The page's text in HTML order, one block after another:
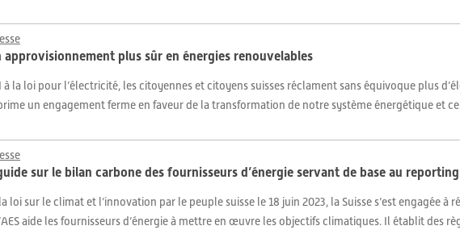
approvisionnement plus sûr en énergies renouvelables
à la loi pour l’électricité, les citoyennes et citoyens suisses réclament sans équivoque plus
un engagement ferme en faveur de la transformation de notre système énergétique et ce
sur le bilan carbone des fournisseurs d’énergie servant de base au reporting
loi sur le climat et l’innovation par le peuple suisse le 18 juin 2023, la Suisse s’est engagée à
aide les fournisseurs d’énergie à mettre en œuvre les objectifs climatiques. Il établit des